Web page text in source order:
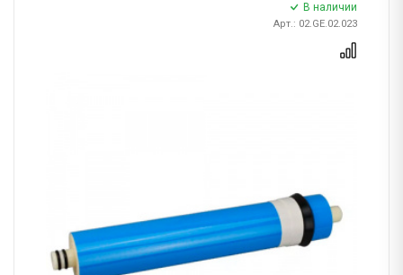
В наличии
Арт.: 02.GE.02.023